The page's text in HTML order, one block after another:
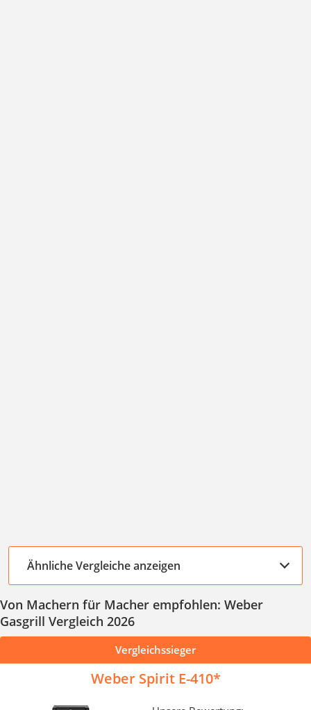
Ähnliche Vergleiche anzeigen
Von Machern für Macher empfohlen: Weber
Gasgrill Vergleich 2026
Vergleichssieger
Weber Spirit E-410